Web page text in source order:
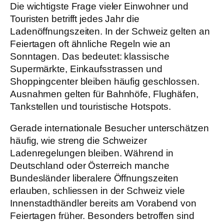
Die wichtigste Frage vieler Einwohner und
Touristen betrifft jedes Jahr die
Ladenöffnungszeiten. In der Schweiz gelten an
Feiertagen oft ähnliche Regeln wie an
Sonntagen. Das bedeutet: klassische
Supermärkte, Einkaufsstrassen und
Shoppingcenter bleiben häufig geschlossen.
Ausnahmen gelten für Bahnhöfe, Flughäfen,
Tankstellen und touristische Hotspots.
Gerade internationale Besucher unterschätzen
häufig, wie streng die Schweizer
Ladenregelungen bleiben. Während in
Deutschland oder Österreich manche
Bundesländer liberalere Öffnungszeiten
erlauben, schliessen in der Schweiz viele
Innenstadthändler bereits am Vorabend von
Feiertagen früher. Besonders betroffen sind